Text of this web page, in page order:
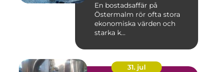
En bostadsaffär på
Östermalm rör ofta stora
ekonomiska värden och
starka k...
31. jul